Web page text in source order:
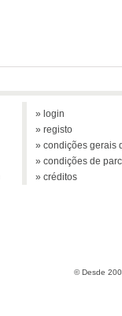
» login
» registo
» condições gerais
» condições de
» créditos
© Desde